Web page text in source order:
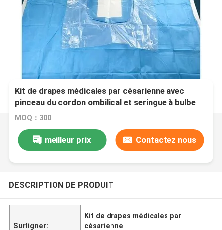
Kit de drapes médicales par césarienne avec
pinceau du cordon ombilical et seringue à bulbe
pour consommables médicaux
MOQ：300
meilleur prix Contactez nous
DESCRIPTION DE PRODUIT
Surligner:
Kit de drapes médicales par
césarienne